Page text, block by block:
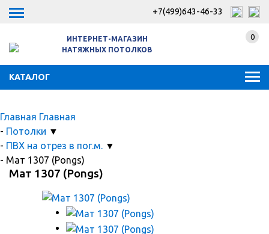
+7(499)643-46-33
ИНТЕРНЕТ-МАГАЗИН
НАТЯЖНЫХ ПОТОЛКОВ
КАТАЛОГ
0
Главная Главная
- Потолки ▼
- ПВХ на отрез в пог.м. ▼
- Мат 1307 (Pongs)
Мат 1307 (Pongs)